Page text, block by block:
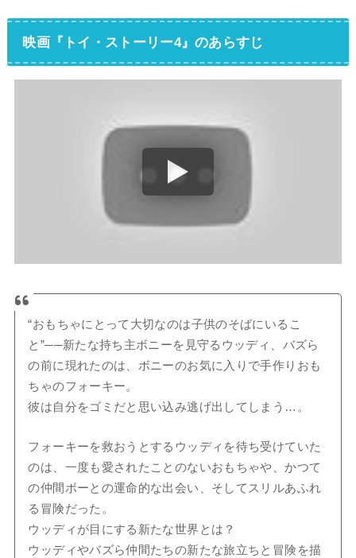
映画『トイ・ストーリー4』のあらすじ
“おもちゃにとって大切なのは子供のそばにいるこ
と”──新たな持ち主ボニーを見守るウッディ、バズら
の前に現れたのは、ボニーのお気に入りで手作りおも
ちゃのフォーキー。
彼は自分をゴミだと思い込み逃げ出してしまう…。
フォーキーを救おうとするウッディを待ち受けていた
のは、一度も愛されたことのないおもちゃや、かつて
の仲間ボーとの運命的な出会い、そしてスリルあふれ
る冒険だった。
ウッディが目にする新たな世界とは？
ウッディやバズら仲間たちの新たな旅立ちと冒険を描